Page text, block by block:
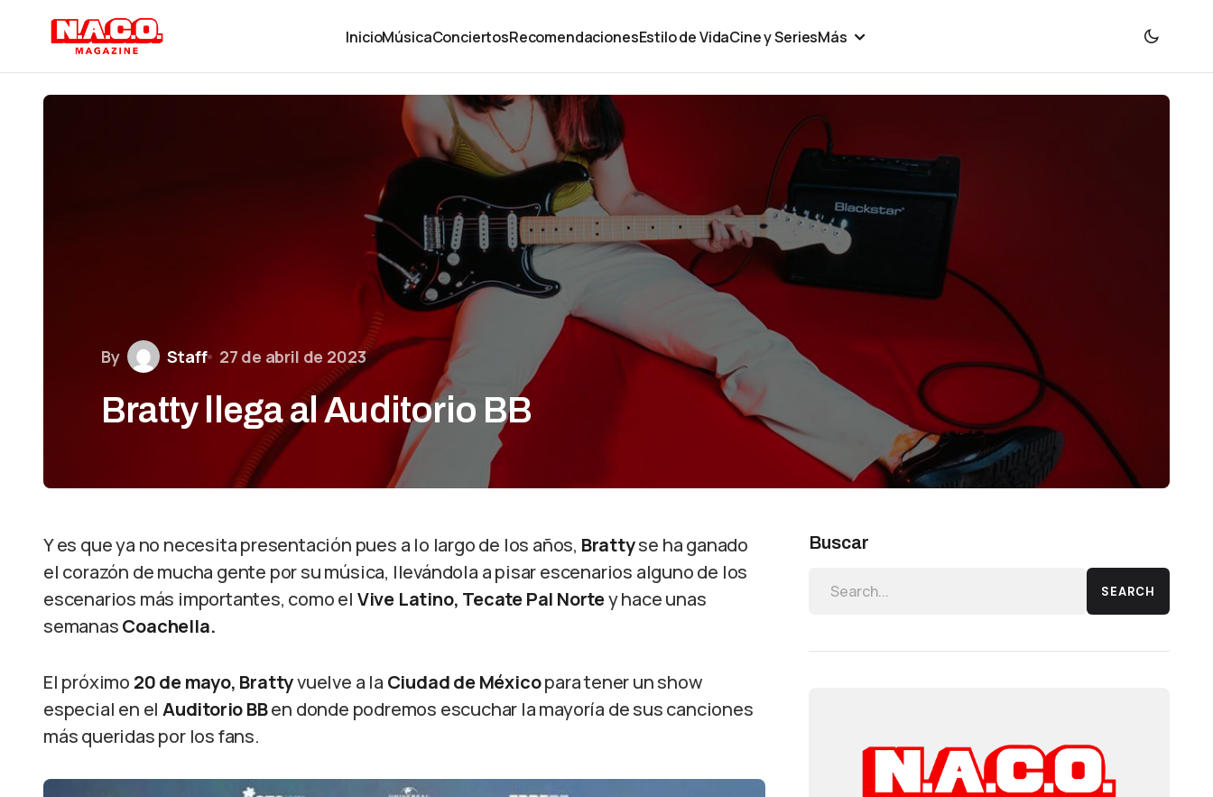
InicioMúsicaConciertosRecomendacionesEstilo de VidaCine y SeriesMás
By Staff 27 de abril de 2023
Bratty llega al Auditorio BB
Y es que ya no necesita presentación pues a lo largo de los años, Brattyse ha ganado
el corazón de mucha gente por su música, llevándola a pisar escenarios alguno de los
escenarios más importantes, como el Vive Latino, Tecate Pal Nortey hace unas
semanasCoachella.
El próximo 20 de mayo, Brattyvuelve a la Ciudad de Méxicopara tener un show
especial en elAuditorio BBen donde podremos escuchar la mayoría de sus canciones
más queridas por los fans.
Buscar
SEARCH